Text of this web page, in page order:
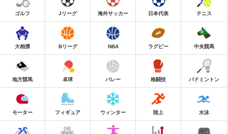
ゴルフ Jリーグ 海外サッカー 日本代表 テニス
大相撲 Bリーグ NBA ラグビー 中央競馬
地方競馬 卓球 バレー 格闘技 バドミントン
モーター フィギュア ウィンター 陸上 水泳